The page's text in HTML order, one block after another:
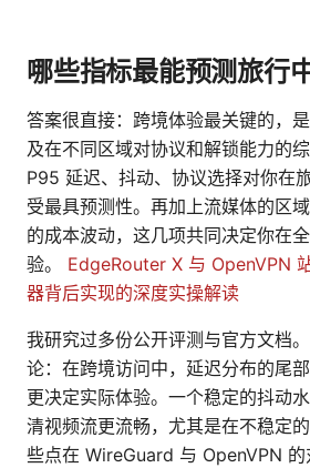
哪些指标最能预测旅行
答案很直接：跨境体验最关键的，
及在不同区域对协议和解锁能力的
P95 延迟、抖动、协议选择对你在
受最具预测性。再加上流媒体的区
的成本波动，这几项共同决定你在
验。 EdgeRouter X 与 OpenVPN
器背后实现的深度实操解读
我研究过多份公开评测与官方文档
论：在跨境访问中，延迟分布的尾
更决定实际体验。一个稳定的抖动
清视频流更流畅，尤其是在不稳定
些点在 WireGuard 与 OpenVPN